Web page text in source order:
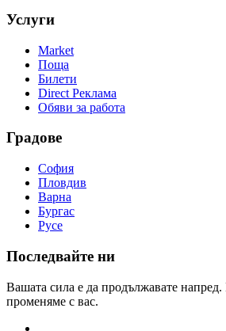
Услуги
Market
Поща
Билети
Direct Реклама
Обяви за работа
Градове
София
Пловдив
Варна
Бургас
Русе
Последвайте ни
Вашата сила е да продължавате
променяме с вас.